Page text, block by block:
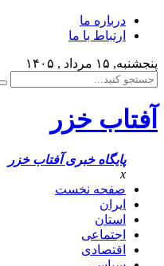
درباره ما
ارتباط با ما
پنجشنبه, ۱۵ مرداد , ۱۴۰۵
آفتاب خزر
پایگاه خبری آفتاب خزر
x
صفحه نخست
ایران
استان
اجتماعی
اقتصادی